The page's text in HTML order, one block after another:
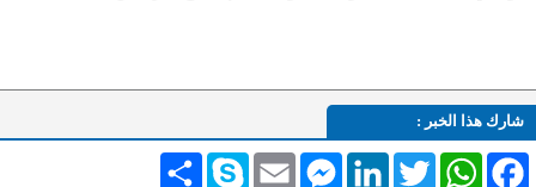
شارك هذا الخبر :
انشر Skype Email
MessengerLinkedInTwitterWhatsAppFacebook